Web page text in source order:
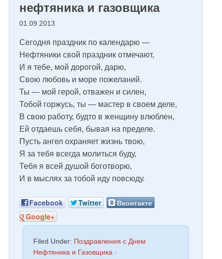
нефтяника и газовщика
01.09.2013
Сегодня праздник по календарю —
Нефтяники свой праздник отмечают,
И я тебе, мой дорогой, дарю,
Свою любовь и море пожеланий.
Ты — мой герой, отважен и силен,
Тобой горжусь, ты — мастер в своем деле,
В свою работу, будто в женщину влюблен,
Ей отдаешь себя, бывая на пределе.
Пусть ангел охраняет жизнь твою,
Я за тебя всегда молиться буду,
Тебя я всей душой боготворю,
И в мыслях за тобой иду повсюду.
Facebook Twitter
Вконтакте
Google+
Filed Under: Поздравления с Днем
Нефтяника и Газовщика ·